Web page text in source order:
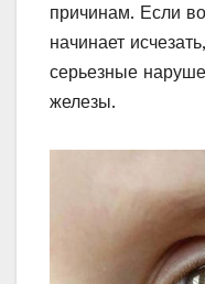
причинам. Если
начинает
серьезные
железы.